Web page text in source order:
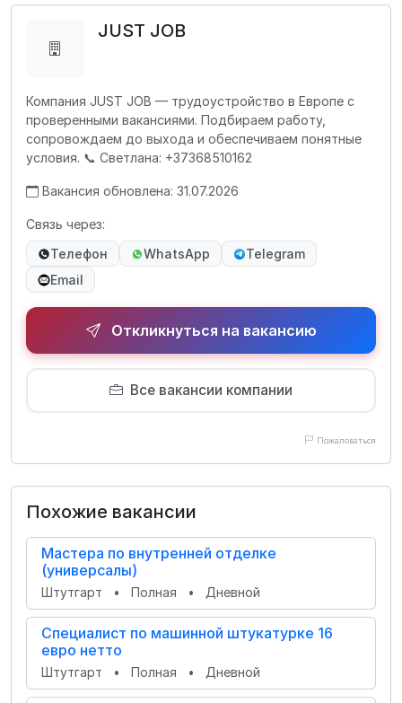
JUST JOB
Компания JUST JOB — трудоустройство в Европе с
проверенными вакансиями. Подбираем работу,
сопровождаем до выхода и обеспечиваем понятные
условия. 📞 Светлана: +37368510162
Вакансия обновлена: 31.07.2026
Связь через:
Телефон
WhatsApp
Telegram
Email
Откликнуться на вакансию
Все вакансии компании
Пожаловаться
Похожие вакансии
Мастера по внутренней отделке
(универсалы)
Штутгарт • Полная • Дневной
Специалист по машинной штукатурке 16
евро нетто
Штутгарт • Полная • Дневной